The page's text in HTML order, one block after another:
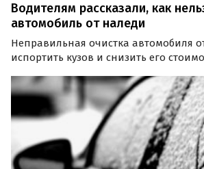
Водителям рассказали, как
автомобиль от наледи
Неправильная очистка автомобиля
испортить кузов и снизить его
автоэксперт Антон Шапарин.